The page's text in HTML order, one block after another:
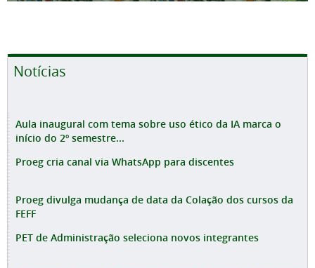
Notícias
Aula inaugural com tema sobre uso ético da IA marca o
início do 2º semestre...
Proeg cria canal via WhatsApp para discentes
Proeg divulga mudança de data da Colação dos cursos da
FEFF
PET de Administração seleciona novos integrantes